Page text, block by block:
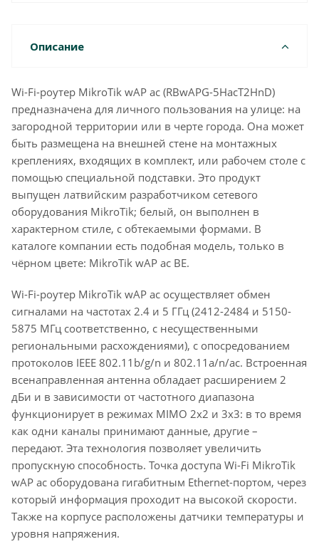
Описание
Wi-Fi-роутер MikroTik wAP ac (RBwAPG-5HacT2HnD)
предназначена для личного пользования на улице: на
загородной территории или в черте города. Она может
быть размещена на внешней стене на монтажных
креплениях, входящих в комплект, или рабочем столе с
помощью специальной подставки. Это продукт
выпущен латвийским разработчиком сетевого
оборудования MikroTik; белый, он выполнен в
характерном стиле, с обтекаемыми формами. В
каталоге компании есть подобная модель, только в
чёрном цвете: MikroTik wAP ac BE.
Wi-Fi-роутер MikroTik wAP ac осуществляет обмен
сигналами на частотах 2.4 и 5 ГГц (2412-2484 и 5150-
5875 МГц соответственно, с несущественными
региональными расхождениями), с опосредованием
протоколов IEEE 802.11b/g/n и 802.11a/n/ac. Встроенная
всенаправленная антенна обладает расширением 2
дБи и в зависимости от частотного диапазона
функционирует в режимах MIMO 2x2 и 3x3: в то время
как одни каналы принимают данные, другие –
передают. Эта технология позволяет увеличить
пропускную способность. Точка доступа Wi-Fi MikroTik
wAP ac оборудована гигабитным Ethernet-портом, через
который информация проходит на высокой скорости.
Также на корпусе расположены датчики температуры и
уровня напряжения.